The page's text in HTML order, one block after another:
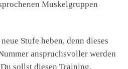
Muskelgruppen
Stufe heben, denn dieses
anspruchsvoller werden
sollst diesen Training,